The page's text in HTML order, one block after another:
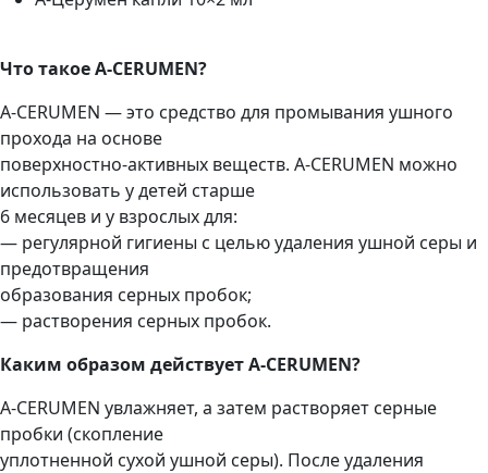
Что такое A-CERUMEN?
A-CERUMEN — это средство для промывания ушного
прохода на основе
поверхностно-активных веществ. A-CERUMEN можно
использовать у детей старше
6 месяцев и у взрослых для:
— регулярной гигиены с целью удаления ушной серы и
предотвращения
образования серных пробок;
— растворения серных пробок.
Каким образом действует A-CERUMEN?
A-CERUMEN увлажняет, а затем растворяет серные
пробки (скопление
уплотненной сухой ушной серы). После удаления